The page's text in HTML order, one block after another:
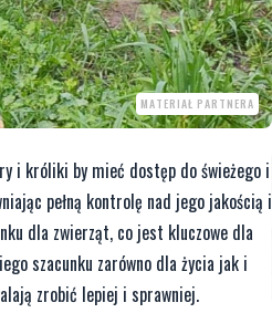
MATERIAŁ PARTNERA
i króliki by mieć dostęp do świeżego i
pełną kontrolę nad jego jakością i
dla zwierząt, co jest kluczowe dla
szacunku zarówno dla życia jak i
zrobić lepiej i sprawniej.